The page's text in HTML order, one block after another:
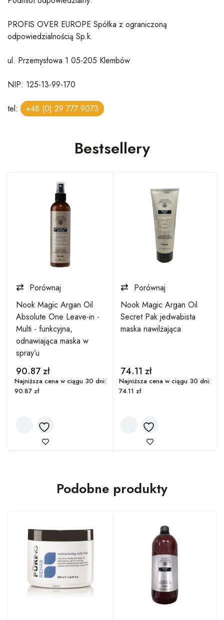
PROFIS OVER EUROPE Spółka z ograniczoną
odpowiedzialnością Sp.k.
ul. Przemysłowa 1 05-205 Klembów
NIP: 125-13-99-170
tel: +48 (0) 29 777 9073
Bestsellery
Porównaj
Nook Magic Argan Oil
Absolute One Leave-in -
Multi - funkcyjna,
odnawiająca maska w
spray’u
90.87zł
Najniższa cena w ciągu 30 dni:
90.87 zł
Porównaj
Nook Magic Argan Oil
Secret Pak jedwabista
maska nawilżająca
74.11 zł
Najniższa cena w ciągu 30 dni:
74.11 zł
Podobne produkty